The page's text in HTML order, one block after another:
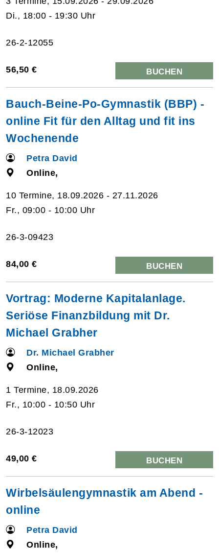
Di., 18:00 - 19:30 Uhr
26-2-12055
56,50 € BUCHEN
Bauch-Beine-Po-Gymnastik (BBP) -
online Fit für den Alltag und fit ins
Wochenende
Petra David
Online,
10 Termine, 18.09.2026 - 27.11.2026
Fr., 09:00 - 10:00 Uhr
26-3-09423
84,00 € BUCHEN
Vortrag: Moderne Kapitalanlage.
Seriöse Finanzbildung mit Dr.
Michael Grabher
Dr. Michael Grabher
Online,
1 Termine, 18.09.2026
Fr., 10:00 - 10:50 Uhr
26-3-12023
49,00 € BUCHEN
Wirbelsäulengymnastik am Abend -
online
Petra David
Online,